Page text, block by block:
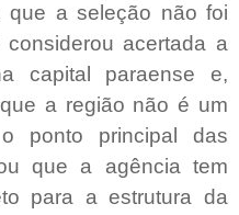
que a seleção não foi
acertada a
capital paraense e,
a região não é um
ponto principal das
que a agência tem
para a estrutura da